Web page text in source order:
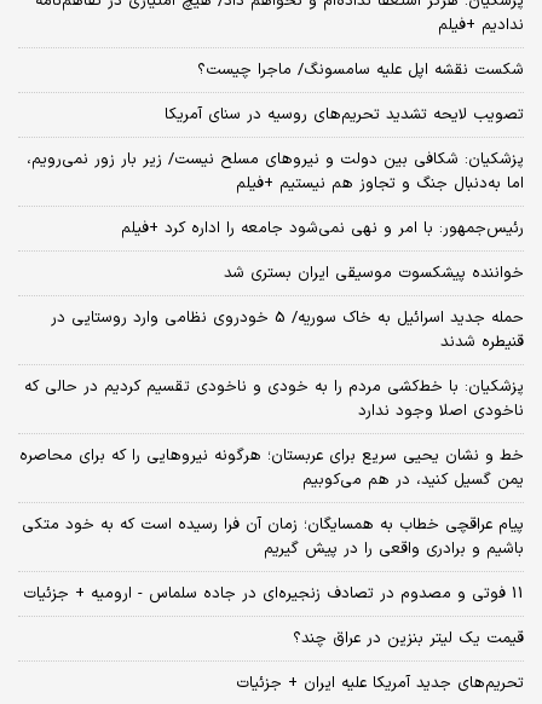
ندادیم +فیلم
شکست نقشه اپل علیه سامسونگ/ ماجرا چیست؟
تصویب لایحه تشدید تحریم‌های روسیه در سنای آمریکا
پزشکیان: شکافی بین دولت و نیروهای مسلح نیست/ زیر بار زور نمی‌رویم،
اما به‌دنبال جنگ و تجاوز هم نیستیم +فیلم
رئیس‌جمهور: با امر و نهی نمی‌شود جامعه را اداره کرد +فیلم
خواننده پیشکسوت موسیقی ایران بستری شد
حمله جدید اسرائیل به خاک سوریه/ 5 خودروی نظامی وارد روستایی در
قنیطره شدند
پزشکیان: با خط‌کشی مردم را به خودی و ناخودی تقسیم کردیم در حالی که
ناخودی اصلا وجود ندارد
خط و نشان یحیی سریع برای عربستان؛ هرگونه نیروهایی را که برای محاصره
یمن گسیل کنید، در هم می‌کوبیم
پیام عراقچی خطاب به همسایگان؛ زمان آن فرا رسیده است که به خود متکی
باشیم و برادری واقعی را در پیش گیریم
11 فوتی و مصدوم در تصادف زنجیره‌ای در جاده سلماس - ارومیه + جزئیات
قیمت یک لیتر بنزین در عراق چند؟
تحریم‌های جدید آمریکا علیه ایران + جزئیات